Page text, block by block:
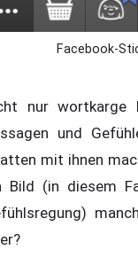
Facebook-
nur wortkarge
und
mit ihnen
Bild (in diesem